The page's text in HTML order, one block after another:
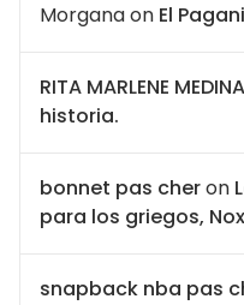
Morganaon El
RITA MARLENE MEDINA
historia.
bonnet pas cheron
para los griegos,
snapback nba pas